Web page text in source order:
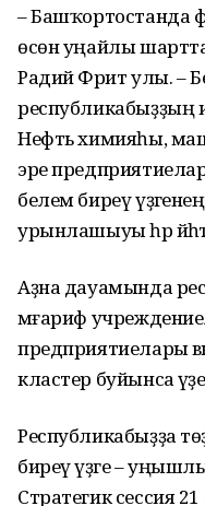
– Башҡортостанда
өсөн уңайлы
Радий Фәрит улы. –
республикабыҙҙың
Нефть химияһы,
эре
белем биреү
урынлашыуы һәр
Аҙна дауамында
мәғариф
предприятиелары
кластер буйынса
Республикабыҙҙа
биреү үҙәге –
Стратегик сессия